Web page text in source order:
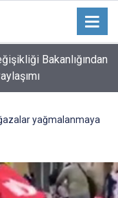
Bakanlığından
yağmalanmaya